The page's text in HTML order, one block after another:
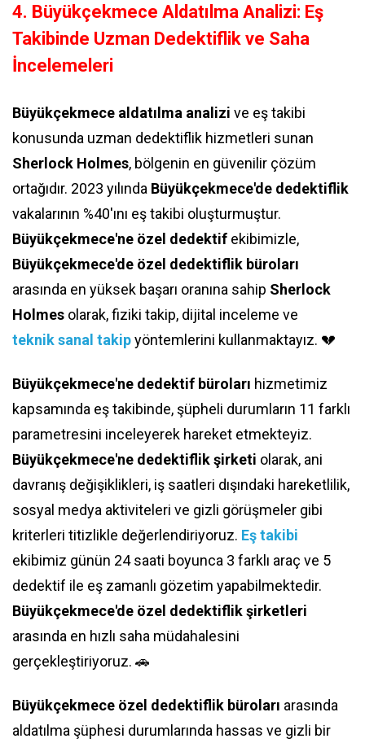
4. Büyükçekmece Aldatılma Analizi: Eş
Takibinde Uzman Dedektiflik ve Saha
İncelemeleri
Büyükçekmece aldatılma analizi ve eş takibi
konusunda uzman dedektiflik hizmetleri sunan
Sherlock Holmes, bölgenin en güvenilir çözüm
ortağıdır. 2023 yılında Büyükçekmece'de dedektiflik
vakalarının %40'ını eş takibi oluşturmuştur.
Büyükçekmece'ne özel dedektif ekibimizle,
Büyükçekmece'de özel dedektiflik büroları
arasında en yüksek başarı oranına sahip Sherlock
Holmes olarak, fiziki takip, dijital inceleme ve
teknik sanal takipyöntemlerini kullanmaktayız. 💔
Büyükçekmece'ne dedektif büroları hizmetimiz
kapsamında eş takibinde, şüpheli durumların 11 farklı
parametresini inceleyerek hareket etmekteyiz.
Büyükçekmece'ne dedektiflik şirketi olarak, ani
davranış değişiklikleri, iş saatleri dışındaki hareketlilik,
sosyal medya aktiviteleri ve gizli görüşmeler gibi
kriterleri titizlikle değerlendiriyoruz. Eş takibi
ekibimiz günün 24 saati boyunca 3 farklı araç ve 5
dedektif ile eş zamanlı gözetim yapabilmektedir.
Büyükçekmece'de özel dedektiflik şirketleri
arasında en hızlı saha müdahalesini
gerçekleştiriyoruz. 🚗
Büyükçekmece özel dedektiflik büroları arasında
aldatılma şüphesi durumlarında hassas ve gizli bir